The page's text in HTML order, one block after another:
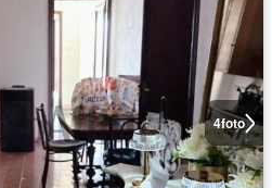
4foto